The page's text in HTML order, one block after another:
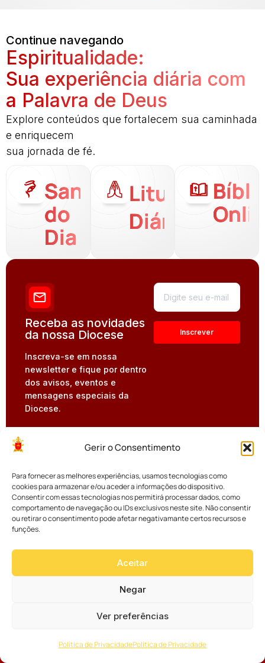
Gerir o Consentimento
Para fornecer as melhores experiências, usamos tecnologias como
cookies para armazenar e/ou aceder a informações do dispositivo.
Consentir com essas tecnologias nos permitirá processar dados, como
comportamento de navegação ou IDs exclusivos neste site. Não consentir
ou retirar o consentimento pode afetar negativamante certos recursos e
funções.
Aceitar
Negar
Ver preferências
Política de PrivacidadePolítica de Privacidade
Continue navegando
Espiritualidade:
Sua experiência diária com
a Palavra de Deus
Explore conteúdos que fortalecem sua caminhada
e enriquecem
sua jornada de fé.
Santo
do
Dia
Liturgia
Diária
Receba as novidades
da nossa Diocese
Inscreva-se em nossa
newsletter e fique por dentro
dos avisos, eventos e
mensagens especiais da
Diocese.
(41) 2105-6300
comunicacao@mitradecuritiba.org.br
Santo do Dia
Liturgia Diária